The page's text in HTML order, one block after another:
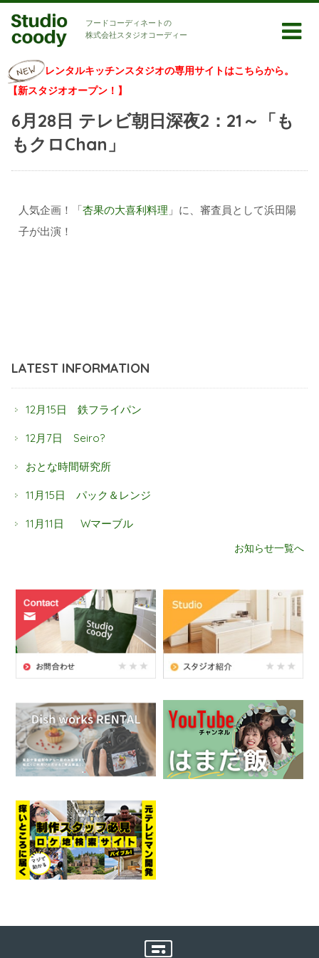
フードコーディネートの
株式会社スタジオコーディー
レンタルキッチンスタジオの専用サイトはこちらから。
【新スタジオオープン！】
6月28日 テレビ朝日深夜2：21～「も
もクロChan」
人気企画！「杏果の大喜利料理 」に、審査員として浜田陽
子が出演！
LATEST INFORMATION
12月15日 鉄フライパン
12月7日 Seiro?
おとな時間研究所
11月15日 パック＆レンジ
11月11日 Wマーブル
お知らせ一覧へ